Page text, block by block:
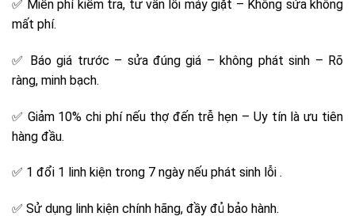
✅ Miễn phí kiểm tra, tư vấn lỗi máy giặt – Không sửa không
mất phí.
✅ Báo giá trước – sửa đúng giá – không phát sinh – Rõ
ràng, minh bạch.
✅ Giảm 10% chi phí nếu thợ đến trễ hẹn – Uy tín là ưu tiên
hàng đầu.
✅ 1 đổi 1 linh kiện trong 7 ngày nếu phát sinh lỗi .
✅ Sử dụng linh kiện chính hãng, đầy đủ bảo hành.